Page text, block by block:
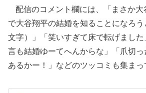
配信のコメント欄には、「まさか大
で大谷翔平の結婚を知ることになろ
文字）」「笑いすぎて床で転げまし
言も結婚ゆーてへんからな」「爪切
あるかー！」などのツッコミも集まっ